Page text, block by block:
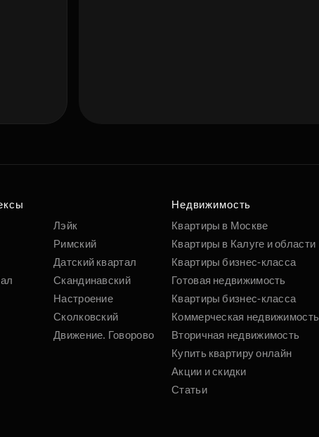
Лэйк
Римский
Датский квартал
Скандинавский
Настроение
Сколковский
Движение. Говорово
Недвижимость
Квартиры в Москве
Квартиры в Калуге и области
Квартиры бизнес-класса
Готовая недвижимость
Квартиры бизнес-класса
Коммерческая недвижимость
Вторичная недвижимость
Купить квартиру онлайн
Акции и скидки
Статьи